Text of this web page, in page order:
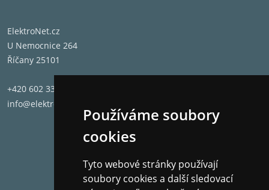
Používáme soubory
cookies
Tyto webové stránky používají
soubory cookies a další sledovací
ElektroNet.cz
U Nemocnice 264
Říčany 25101
+420 602 331 662
info@elektronet.cz